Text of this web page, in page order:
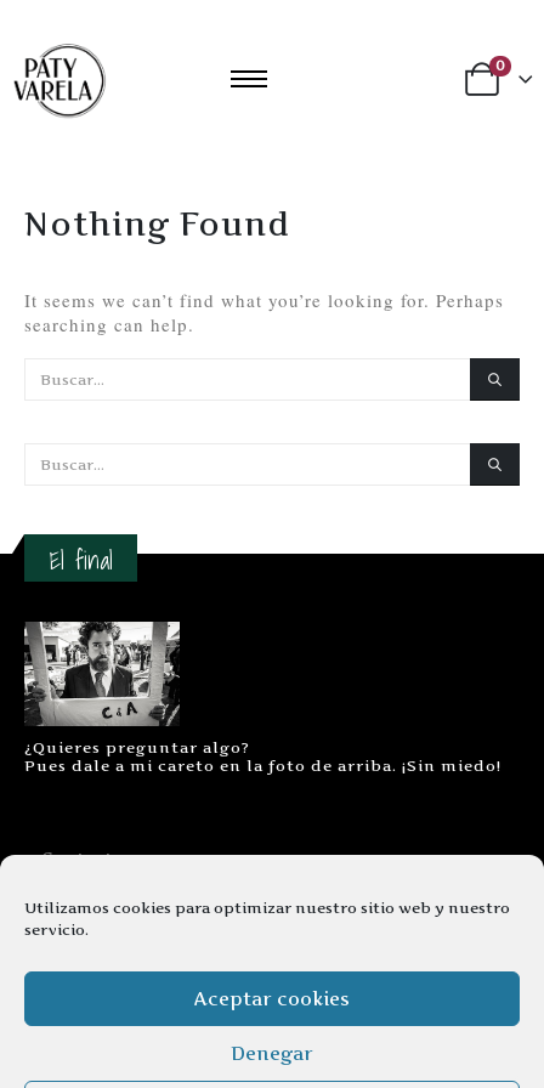
Utilizamos cookies para optimizar nuestro sitio web y nuestro
servicio.
Aceptar cookies
Denegar
0
Nothing Found
It seems we can’t find what you’re looking for. Perhaps
searching can help.
El final
¿Quieres preguntar algo?
Pues dale a mi careto en la foto de arriba. ¡Sin miedo!
Contacto
Aviso legal